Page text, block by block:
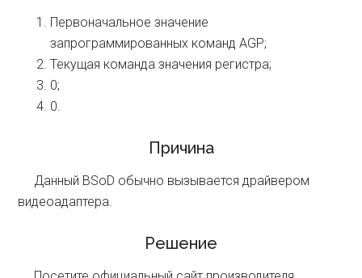
Первоначальное значение
запрограммированных команд AGP;
Текущая команда значения регистра;
0;
0.
Причина
Данный BSoD обычно вызывается драйвером
видеоадаптера.
Решение